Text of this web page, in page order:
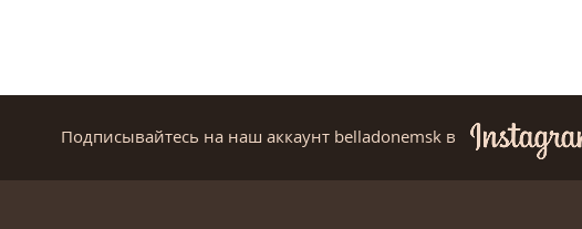
Подписывайтесь на наш аккаунт belladonemsk в